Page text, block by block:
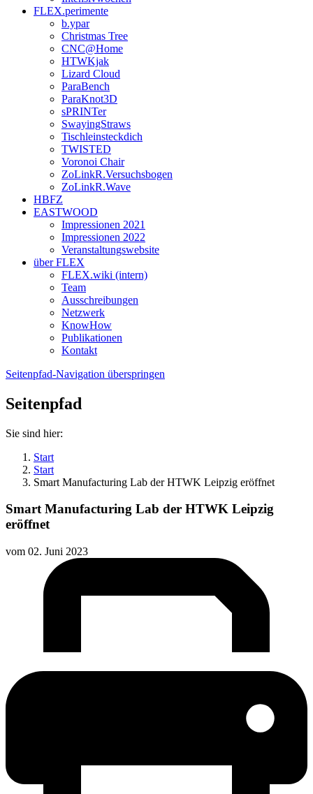
FLEX.perimente
b.ypar
Christmas Tree
CNC@Home
HTWKjak
Lizard Cloud
ParaBench
ParaKnot3D
sPRINTer
SwayingStraws
Tischleinsteckdich
TWISTED
Voronoi Chair
ZoLinkR.Versuchsbogen
ZoLinkR.Wave
HBFZ
EASTWOOD
Impressionen 2021
Impressionen 2022
Veranstaltungswebsite
über FLEX
FLEX.wiki (intern)
Team
Ausschreibungen
Netzwerk
KnowHow
Publikationen
Kontakt
Seitenpfad-Navigation überspringen
Seitenpfad
Sie sind hier:
Start
Start
Smart Manufacturing Lab der HTWK Leipzig eröffnet
Smart Manufacturing Lab der HTWK Leipzig
eröffnet
vom 02. Juni 2023